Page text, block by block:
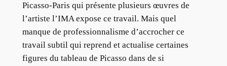
Picasso-Paris qui présente plusieurs œuvres de
l’artiste l’IMA expose ce travail. Mais quel
manque de professionnalisme d’accrocher ce
travail subtil qui reprend et actualise certaines
figures du tableau de Picasso dans de si